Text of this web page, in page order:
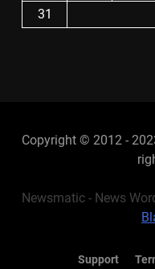
31
Copyright © 2012 -
Newsmatic - News
Support